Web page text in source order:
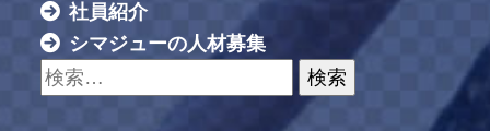
社員紹介
シマジューの人材募集
検索: